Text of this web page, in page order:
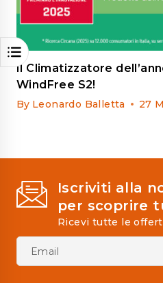
Il Climatizzatore
WindFree S2!
By Leonardo Balletta 27
Iscriviti alla
per scoprire
Ricevi tutte le